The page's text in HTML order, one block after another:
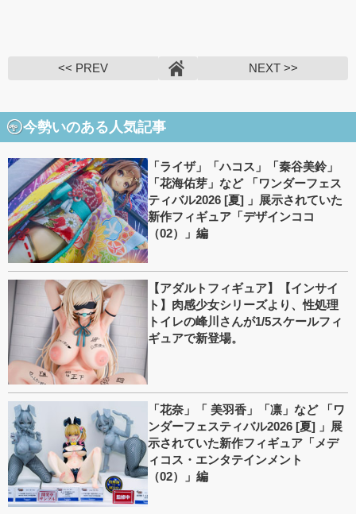
<< PREV NEXT >>
今勢いのある人気記事
「ライザ」「ハコス」「秦谷美鈴」
「花海佑芽」など 「ワンダーフェス
ティバル2026 [夏] 」展示されていた
新作フィギュア「デザインココ
（02）」編
【アダルトフィギュア】【インサイ
ト】肉感少女シリーズより、性処理
トイレの峰川さんが1/5スケールフィ
ギュアで新登場。
「花奈」「 美羽香」「凛」など 「ワ
ンダーフェスティバル2026 [夏] 」展
示されていた新作フィギュア「メデ
ィコス・エンタテインメント
（02）」編